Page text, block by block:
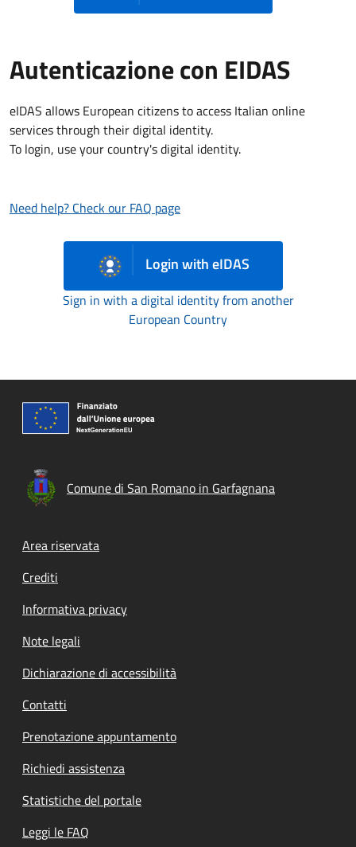
Autenticazione con EIDAS
eIDAS allows European citizens to access Italian online
services through their digital identity.
To login, use your country's digital identity.
Need help? Check our FAQ page
Login with eIDAS
Sign in with a digital identity from another
European Country
Comune di San Romano in Garfagnana
Footer menu
Area riservata
Crediti
Informativa privacy
Note legali
Dichiarazione di accessibilità
Contatti
Prenotazione appuntamento
Richiedi assistenza
Statistiche del portale
Leggi le FAQ